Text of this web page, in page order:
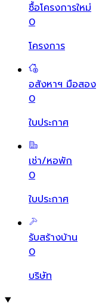
ซื้อโครงการใหม่
0
โครงการ
อสังหาฯ มือสอง
0
ใบประกาศ
เช่า/หอพัก
0
ใบประกาศ
รับสร้างบ้าน
0
บริษัท